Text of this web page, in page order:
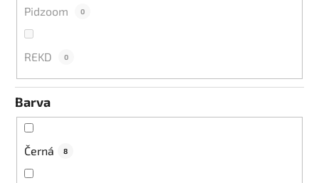
Pidzoom 0
REKD 0
Barva
Černá 8